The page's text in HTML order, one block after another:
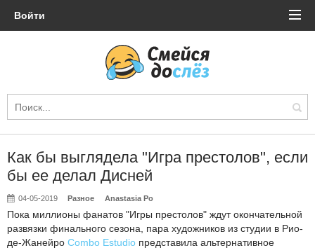
Войти
Как бы выглядела "Игра престолов", если
бы ее делал Дисней
04-05-2019 Разное Anastasia Po
Пока миллионы фанатов "Игры престолов" ждут окончательной
развязки финального сезона, пара художников из студии в Рио-
де-Жанейро Combo Estudio представила альтернативное